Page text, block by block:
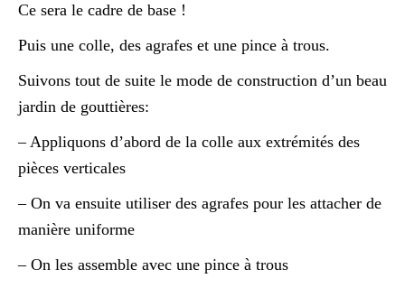
Ce sera le cadre de base !
Puis une colle, des agrafes et une pince à trous.
Suivons tout de suite le mode de construction d’un beau
jardin de gouttières:
– Appliquons d’abord de la colle aux extrémités des
pièces verticales
– On va ensuite utiliser des agrafes pour les attacher de
manière uniforme
– On les assemble avec une pince à trous